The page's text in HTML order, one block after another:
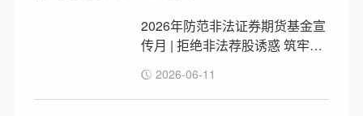
2026年防范非法证券期货基金宣
传月 | 拒绝非法荐股诱惑 筑牢理
2026-06-11